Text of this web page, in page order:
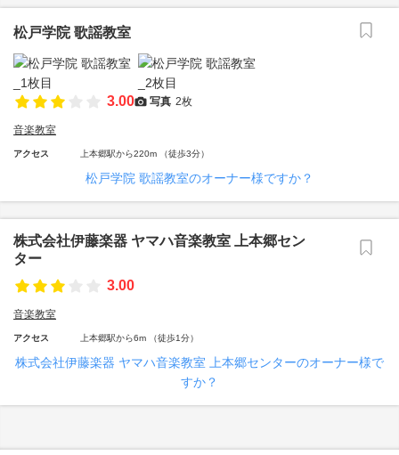
松戸学院 歌謡教室
3.00 写真 2枚
音楽教室
アクセス 上本郷駅から220m （徒歩3分）
松戸学院 歌謡教室のオーナー様ですか？
株式会社伊藤楽器 ヤマハ音楽教室 上本郷セン
ター
3.00
音楽教室
アクセス 上本郷駅から6m （徒歩1分）
株式会社伊藤楽器 ヤマハ音楽教室 上本郷センターのオーナー様で
すか？